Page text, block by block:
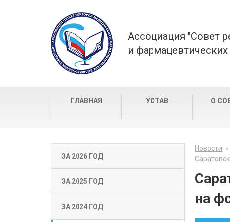
Ассоциация "Совет
и
ГЛАВНАЯ УСТАВ О
ЗА 2026 ГОД
ЗА 2025 ГОД
ЗА 2024 ГОД
Новости
на